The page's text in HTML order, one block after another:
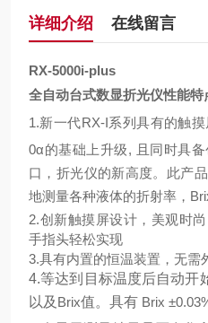
详细介绍 在线留言
RX-5000i-plus
全自动台式数显折光仪性能特
1.新一代RX-I系列具有的触摸
0α的基础上升级, 且同时具
口，折光仪的新高度。此产
地测量各种液体的折射率，
2.创新触摸屏设计，美观时
手指头轻松实现
3.具有内置的恒温装置，无需
4.等达到目标温度后自动开
以及 Brix值。具有 Brix